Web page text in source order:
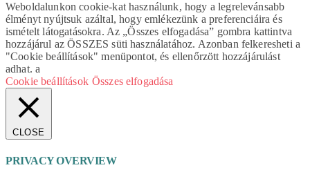
Weboldalunkon cookie-kat használunk, hogy a legrelevánsabb
élményt nyújtsuk azáltal, hogy emlékezünk a preferenciáira és
ismételt látogatásokra. Az „Összes elfogadása” gombra kattintva
hozzájárul az ÖSSZES süti használatához. Azonban felkeresheti a
"Cookie beállítások" menüpontot, és ellenőrzött hozzájárulást
adhat. a
Cookie beállítások Összes elfogadása
CLOSE
PRIVACY OVERVIEW